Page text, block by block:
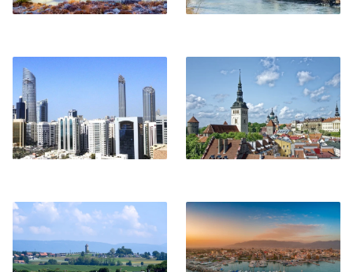
Abu Dhabi
Payerne Kalamata